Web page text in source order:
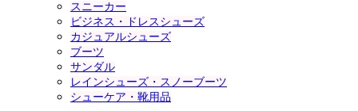
スニーカー
ビジネス・ドレスシューズ
カジュアルシューズ
ブーツ
サンダル
レインシューズ・スノーブーツ
シューケア・靴用品